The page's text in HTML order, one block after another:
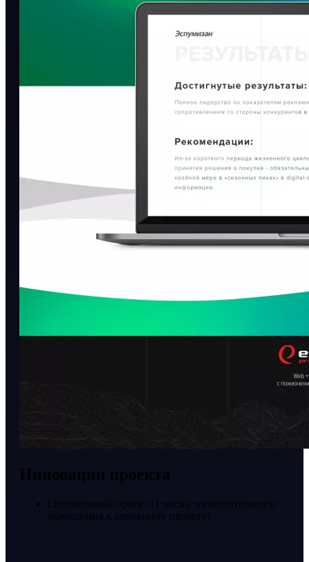
Инновации проекта
Специальный проект (1 месяц дополнительного
размещения к основному проекту)